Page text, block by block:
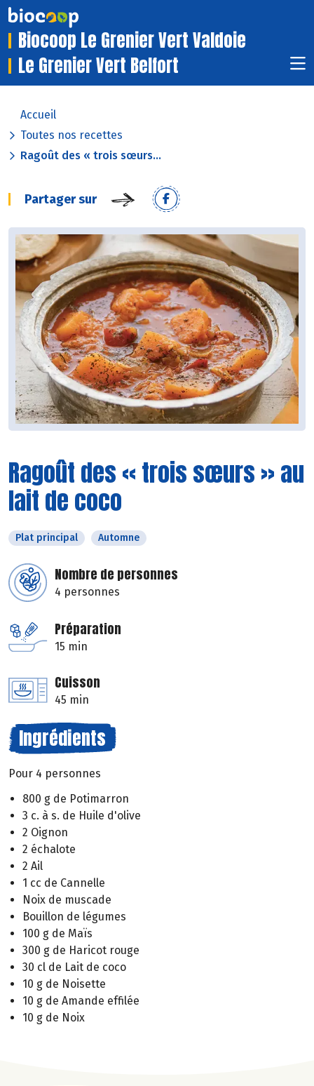
Biocoop Le Grenier Vert Valdoie
Le Grenier Vert Belfort
Accueil
Toutes nos recettes
Ragoût des « trois sœurs...
Partager sur
Ragoût des « trois sœurs » au
lait de coco
Plat principal Automne
Nombre de personnes
4 personnes
Préparation
15 min
Cuisson
45 min
Ingrédients
Pour 4 personnes
800 g de Potimarron
3 c. à s. de Huile d'olive
2 Oignon
2 échalote
2 Ail
1 cc de Cannelle
Noix de muscade
Bouillon de légumes
100 g de Maïs
300 g de Haricot rouge
30 cl de Lait de coco
10 g de Noisette
10 g de Amande effilée
10 g de Noix